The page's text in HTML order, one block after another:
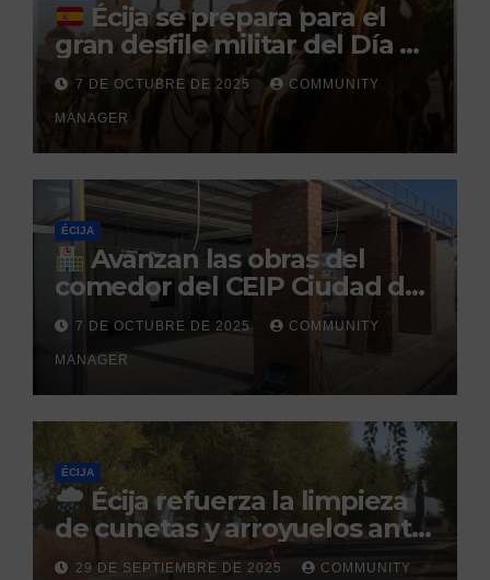
Écija se prepara para el
gran desfile militar del Día de
la Hispanidad organizado por
el Centro Militar de Cría
Caballar
7 DE OCTUBRE DE 2025 COMMUNITY
MANAGER
ÉCIJA
Avanzan las obras del
comedor del CEIP Ciudad del
Sol: su finalización está
prevista para finales de 2025
7 DE OCTUBRE DE 2025 COMMUNITY
MANAGER
ÉCIJA
Écija refuerza la limpieza
de cunetas y arroyuelos ante
la llegada de las lluvias
29 DE SEPTIEMBRE DE 2025 COMMUNITY